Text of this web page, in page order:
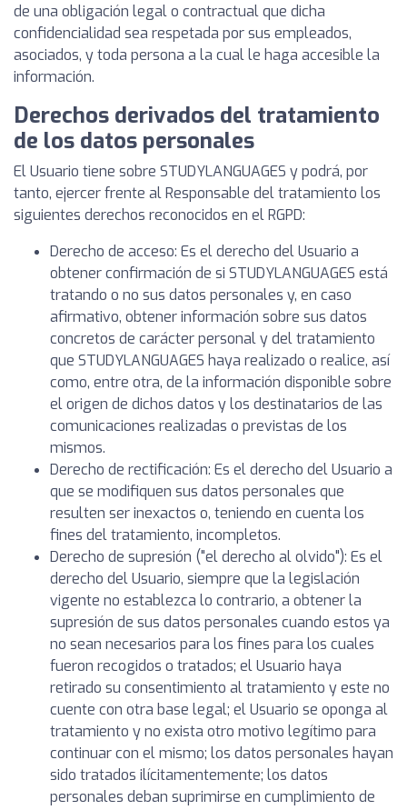
de una obligación legal o contractual que dicha
confidencialidad sea respetada por sus empleados,
asociados, y toda persona a la cual le haga accesible la
información.
Derechos derivados del tratamiento
de los datos personales
El Usuario tiene sobre STUDYLANGUAGES y podrá, por
tanto, ejercer frente al Responsable del tratamiento los
siguientes derechos reconocidos en el RGPD:
Derecho de acceso: Es el derecho del Usuario a
obtener confirmación de si STUDYLANGUAGES está
tratando o no sus datos personales y, en caso
afirmativo, obtener información sobre sus datos
concretos de carácter personal y del tratamiento
que STUDYLANGUAGES haya realizado o realice, así
como, entre otra, de la información disponible sobre
el origen de dichos datos y los destinatarios de las
comunicaciones realizadas o previstas de los
mismos.
Derecho de rectificación: Es el derecho del Usuario a
que se modifiquen sus datos personales que
resulten ser inexactos o, teniendo en cuenta los
fines del tratamiento, incompletos.
Derecho de supresión ("el derecho al olvido"): Es el
derecho del Usuario, siempre que la legislación
vigente no establezca lo contrario, a obtener la
supresión de sus datos personales cuando estos ya
no sean necesarios para los fines para los cuales
fueron recogidos o tratados; el Usuario haya
retirado su consentimiento al tratamiento y este no
cuente con otra base legal; el Usuario se oponga al
tratamiento y no exista otro motivo legítimo para
continuar con el mismo; los datos personales hayan
sido tratados ilícitamentemente; los datos
personales deban suprimirse en cumplimiento de